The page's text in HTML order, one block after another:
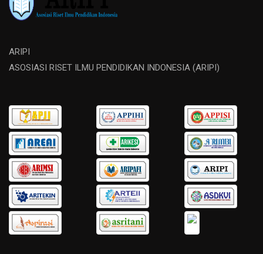
ARIPI
ASOSIASI RISET ILMU PENDIDIKAN INDONESIA (ARIPI)